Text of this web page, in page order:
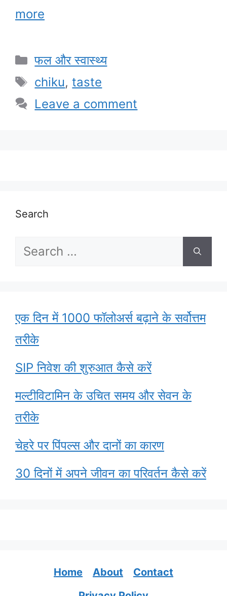
more
Categories
फल और स्वास्थ्य
Tags
chiku,taste
Leave a comment
Search
Search
एक दिन में 1000 फॉलोअर्स बढ़ाने के सर्वोत्तम
तरीके
SIP निवेश की शुरुआत कैसे करें
मल्टीविटामिन के उचित समय और सेवन के
तरीके
चेहरे पर पिंपल्स और दानों का कारण
30 दिनों में अपने जीवन का परिवर्तन कैसे करें
Home About
Contact